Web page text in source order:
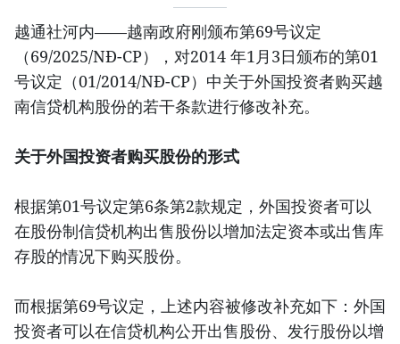
越通社河内——越南政府刚颁布第69号议定
（69/2025/NĐ-CP），对2014 年1月3日颁布的第01
号议定（01/2014/NĐ-CP）中关于外国投资者购买越
南信贷机构股份的若干条款进行修改补充。
关于外国投资者购买股份的形式
根据第01号议定第6条第2款规定，外国投资者可以
在股份制信贷机构出售股份以增加法定资本或出售库
存股的情况下购买股份。
而根据第69号议定，上述内容被修改补充如下：外国
投资者可以在信贷机构公开出售股份、发行股份以增